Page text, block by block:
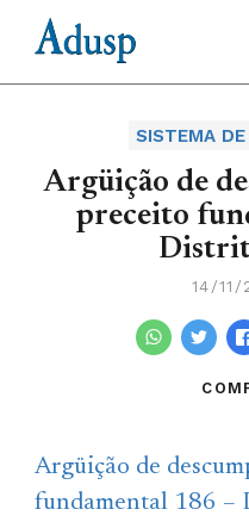
SISTEMA
Argüição de
preceito
14/11/
Argüição de
fundamental 186 –